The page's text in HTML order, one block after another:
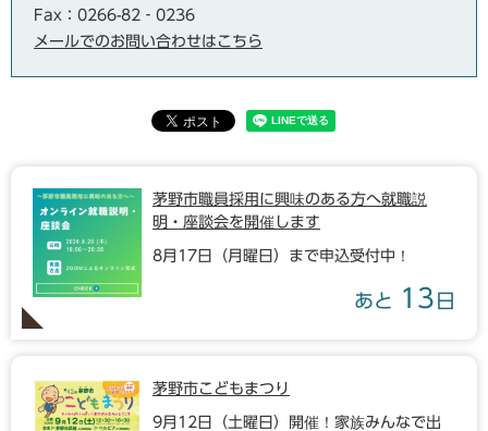
Fax：0266-82‐0236
メールでのお問い合わせはこちら
茅野市職員採用に興味のある方へ就職説
明・座談会を開催します
8月17日（月曜日）まで申込受付中！
あと 13 日
茅野市こどもまつり
9月12日（土曜日）開催！家族みんなで出